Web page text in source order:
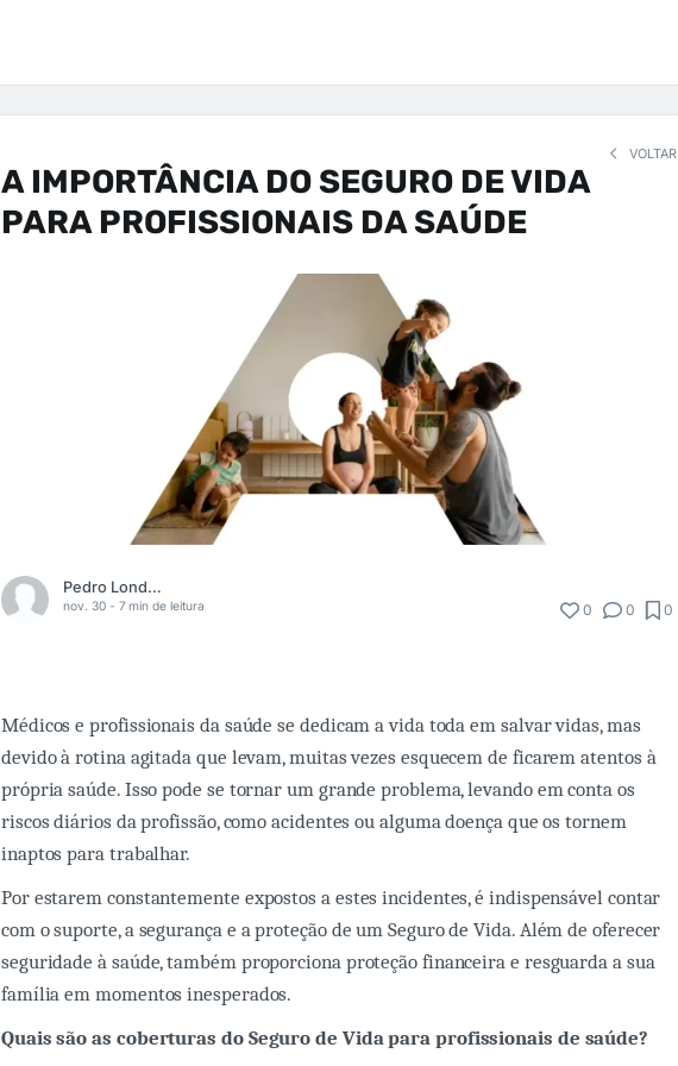
VOLTAR
A IMPORTÂNCIA DO SEGURO DE VIDA
PARA PROFISSIONAIS DA SAÚDE
Pedro London
nov. 30 - 7 min de leitura 0 0 0
Médicos e profissionais da saúde se dedicam a vida toda em salvar vidas, mas
devido à rotina agitada que levam, muitas vezes esquecem de ficarem atentos à
própria saúde. Isso pode se tornar um grande problema, levando em conta os
riscos diários da profissão, como acidentes ou alguma doença que os tornem
inaptos para trabalhar.
Por estarem constantemente expostos a estes incidentes, é indispensável contar
com o suporte, a segurança e a proteção de um Seguro de Vida. Além de oferecer
seguridade à saúde, também proporciona proteção financeira e resguarda a sua
família em momentos inesperados.
Quais são as coberturas do Seguro de Vida para profissionais de saúde?